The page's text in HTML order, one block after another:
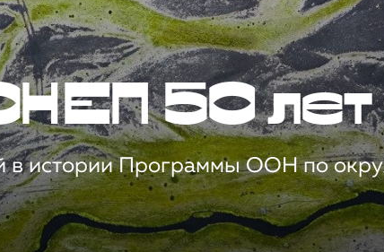
50 лет
в истории Программы ООН по